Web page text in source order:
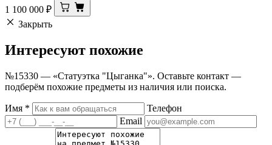
1 100 000 ₽
Закрыть
Интересуют похожие
№15330 — «Статуэтка "Цыганка"». Оставьте контакт —
подберём похожие предметы из наличия или поиска.
Имя *
Телефон
Email